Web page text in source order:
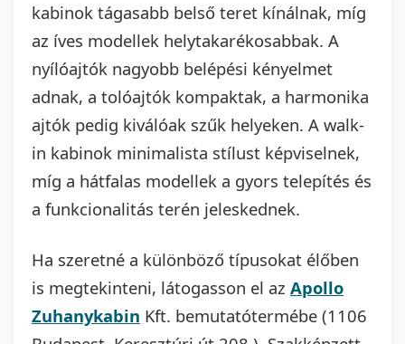
kabinok tágasabb belső teret kínálnak, míg
az íves modellek helytakarékosabbak. A
nyílóajtók nagyobb belépési kényelmet
adnak, a tolóajtók kompaktak, a harmonika
ajtók pedig kiválóak szűk helyeken. A walk-
in kabinok minimalista stílust képviselnek,
míg a hátfalas modellek a gyors telepítés és
a funkcionalitás terén jeleskednek.
Ha szeretné a különböző típusokat élőben
is megtekinteni, látogasson el az Apollo
Zuhanykabin Kft. bemutatótermébe (1106